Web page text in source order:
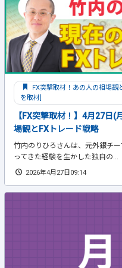
FX突撃取材！あの人の相場
を取材]
【FX突撃取材！】4月27日
場観とFXトレード戦略
竹内のりひろさんは、元外銀チ
ってきた経験を生かした独自の...
2026年4月27日09:14